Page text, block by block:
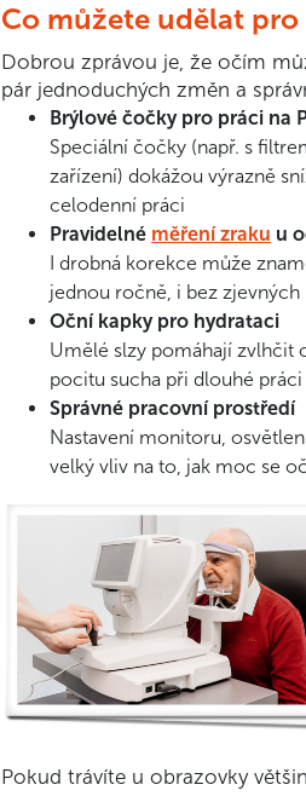
Co můžete udělat pro
Dobrou zprávou je, že očím
pár jednoduchých změn a
Brýlové čočky pro práci na
Speciální čočky (např. s
zařízení) dokážou výrazně
celodenní práci
Pravidelné měření zraku u
I drobná korekce může
jednou ročně, i bez zjevných
Oční kapky pro hydrataci
Umělé slzy pomáhají zvlhčit
pocitu sucha při dlouhé práci
Správné pracovní prostředí
Nastavení monitoru,
velký vliv na to, jak moc se
Pokud trávíte u obrazovky